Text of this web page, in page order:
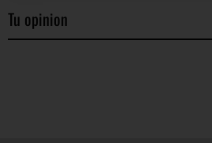
Tu opinion